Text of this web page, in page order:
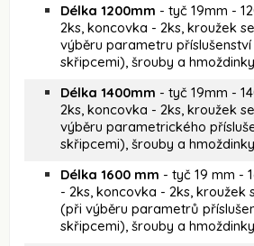
Délka 1200mm - tyč 19mm -
2ks, koncovka - 2ks, kroužek
výběru parametru
skřipcemi), šrouby a
Délka 1400mm - tyč 19mm -
2ks, koncovka - 2ks, kroužek
výběru parametrického
skřipcemi), šrouby a
Délka 1600 mm - tyč 19 mm -
- 2ks, koncovka - 2ks, kroužek
(při výběru parametrů
skřipcemi), šrouby a